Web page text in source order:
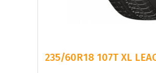
235/60R18 107T XL